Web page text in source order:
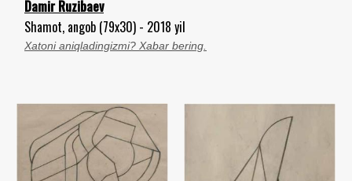
Damir Ruzibaev
Shamot, angob (79x30) - 2018 yil
Xatoni aniqladingizmi? Xabar bering.